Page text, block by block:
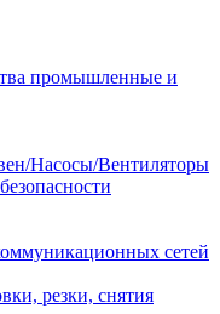
промышленные и
Насосы/Вентиляторы
сетей
резки, снятия